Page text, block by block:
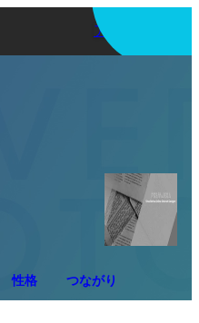
アプリを使う
性格 つながり